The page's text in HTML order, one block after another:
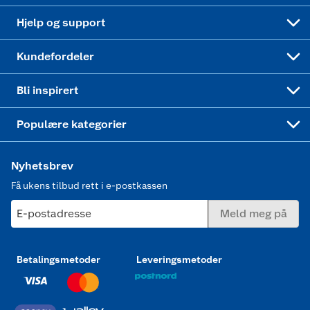
Hjelp og support
Kundefordeler
Bli inspirert
Populære kategorier
Nyhetsbrev
Få ukens tilbud rett i e-postkassen
E-postadresse Meld meg på
Betalingsmetoder Leveringsmetoder